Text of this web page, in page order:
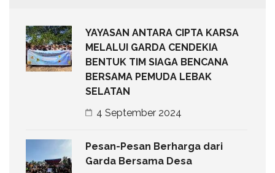
YAYASAN ANTARA CIPTA KARSA
MELALUI GARDA CENDEKIA
BENTUK TIM SIAGA BENCANA
BERSAMA PEMUDA LEBAK
SELATAN
4 September 2024
Pesan-Pesan Berharga dari
Garda Bersama Desa